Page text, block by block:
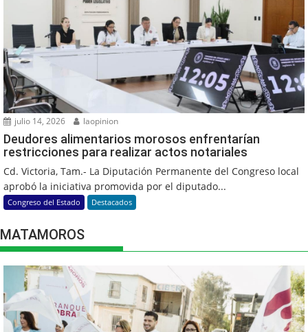
julio 14, 2026 laopinion
Deudores alimentarios morosos enfrentarían
restricciones para realizar actos notariales
Cd. Victoria, Tam.- La Diputación Permanente del Congreso local
aprobó la iniciativa promovida por el diputado...
Congreso del Estado Destacados
MATAMOROS